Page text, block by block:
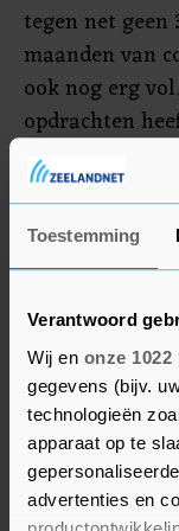
Toestemming
Verantwoord
Wij en onze
gegevens (bijv.
technologieën
apparaat op te
advertenties en
tegen net
maanden van
ook nog erg
opdrachten
aan
De
als
op 157,1
winst van 20
was nog een
boeken in